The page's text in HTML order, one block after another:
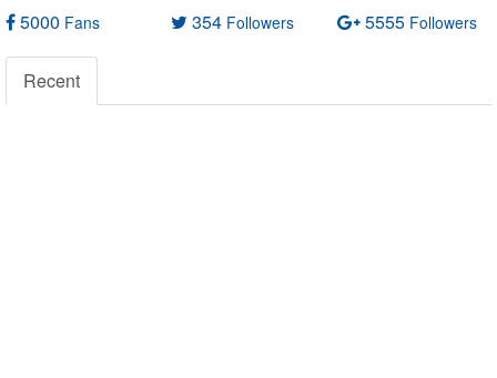
5000 Fans 354 Followers 5555 Followers
Recent